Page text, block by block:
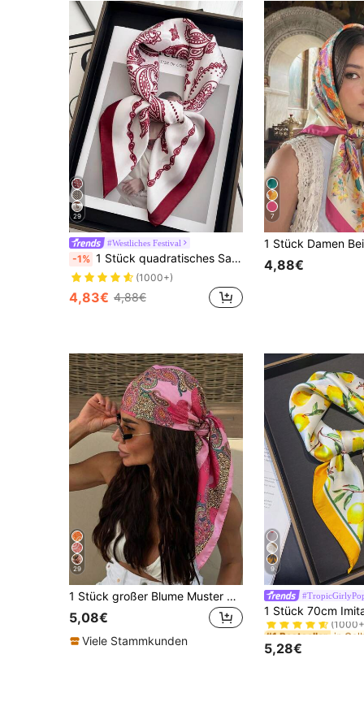
29
#Westliches Festival
-1% 1 Stück quadratisches Satin Paisley Muster Bandana Schal, Damen Kopftuch Wickel
(1000+)
4,83€ 4,88€
7
4,88€
29
1 Stück großer Blume Muster Schal für Damen, 90cm großer, seidig glatter quadratischer Schal, Kopftuch, Halstuch
5,08€
Viele Stammkunden
9
#1 Bestseller
#1 Bestseller
#1 Bestseller
#1 Bestseller
5,28€